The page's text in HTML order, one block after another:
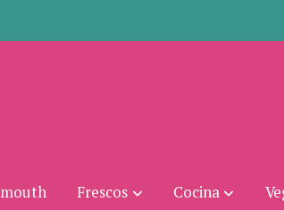
Frescos Cocina